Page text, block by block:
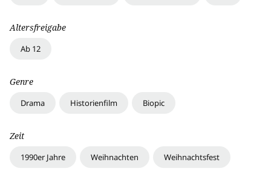
Altersfreigabe
Ab 12
Genre
Drama Historienfilm Biopic
Zeit
1990er Jahre Weihnachten Weihnachtsfest